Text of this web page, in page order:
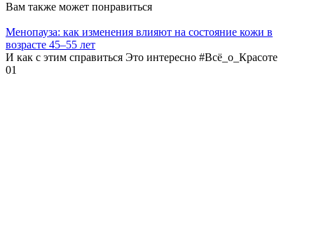
Вам также может понравиться
Менопауза: как изменения влияют на состояние кожи в
возрасте 45–55 лет
И как с этим справиться Это интересно #Всё_о_Красоте
01